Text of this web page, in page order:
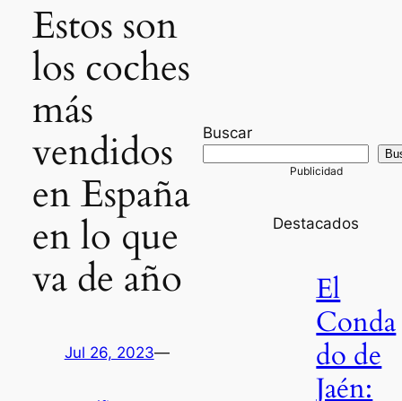
Estos son
los coches
más
vendidos
en España
en lo que
va de año
Jul 26, 2023—
Buscar
Destacados
El
Conda
do de
Jaén: